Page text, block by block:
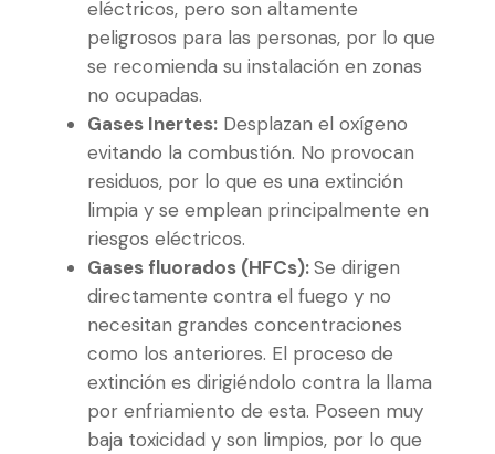
eléctricos, pero son altamente
peligrosos para las personas, por lo que
se recomienda su instalación en zonas
no ocupadas.
Gases Inertes:Desplazan el oxígeno
evitando la combustión. No provocan
residuos, por lo que es una extinción
limpia y se emplean principalmente en
riesgos eléctricos.
Gases fluorados (HFCs):Se dirigen
directamente contra el fuego y no
necesitan grandes concentraciones
como los anteriores. El proceso de
extinción es dirigiéndolo contra la llama
por enfriamiento de esta. Poseen muy
baja toxicidad y son limpios, por lo que